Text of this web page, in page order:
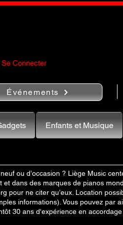
Se Connecter
Événements
ou d’occasion ? Liège Music
dans des marques de pianos
pour ne citer qu’eux. Location
informations). Vous pouvez par
30 ans d'expérience en
Enfants et Musique